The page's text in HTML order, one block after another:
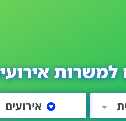
למשרות
אירועים